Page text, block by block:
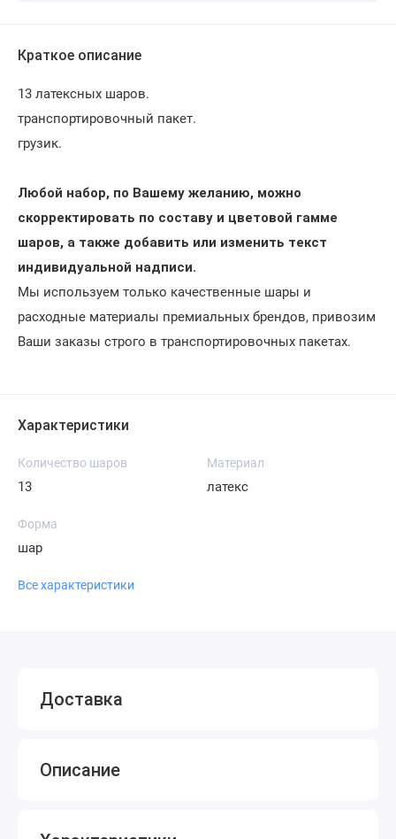
Краткое описание
13 латексных шаров.
транспортировочный пакет.
грузик.
Любой набор, по Вашему желанию, можно
скорректировать по составу и цветовой гамме
шаров, а также добавить или изменить текст
индивидуальной надписи.
Мы используем только качественные шары и
расходные материалы премиальных брендов, привозим
Ваши заказы строго в транспортировочных пакетах.
Характеристики
Количество шаров
13
Материал
латекс
Форма
шар
Все характеристики
Доставка
Описание